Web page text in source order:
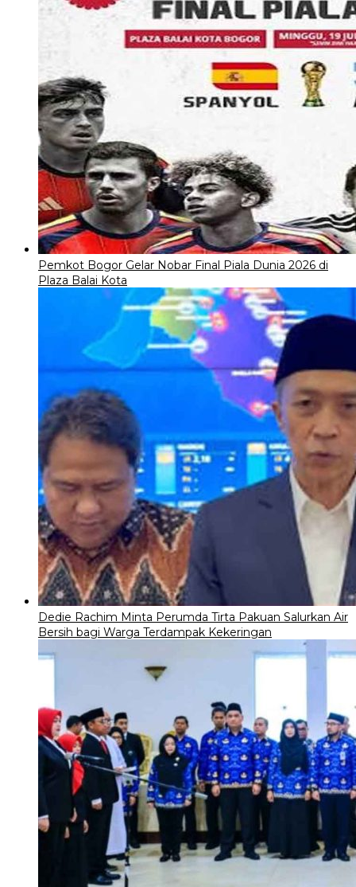
Pemkot Bogor Gelar Nobar Final Piala Dunia 2026 di
Plaza Balai Kota
Dedie Rachim Minta Perumda Tirta Pakuan Salurkan Air
Bersih bagi Warga Terdampak Kekeringan